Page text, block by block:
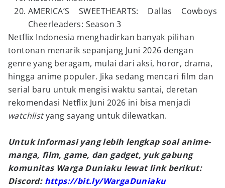
AMERICA’S SWEETHEARTS: Dallas Cowboys
Cheerleaders: Season 3
Netflix Indonesia menghadirkan banyak pilihan
tontonan menarik sepanjang Juni 2026 dengan
genre yang beragam, mulai dari aksi, horor, drama,
hingga anime populer. Jika sedang mencari film dan
serial baru untuk mengisi waktu santai, deretan
rekomendasi Netflix Juni 2026 ini bisa menjadi
watchlistyang sayang untuk dilewatkan.
Untuk informasi yang lebih lengkap soal anime-
manga, film, game, dan gadget, yuk gabung
komunitas Warga Duniaku lewat link berikut:
Discord: https://bit.ly/WargaDuniaku